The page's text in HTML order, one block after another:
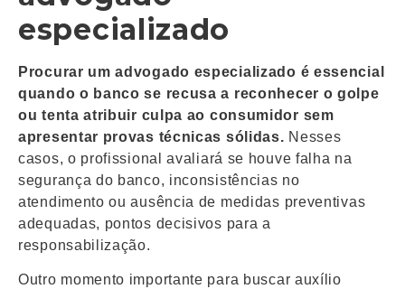
especializado
Procurar um advogado especializado é essencial
quando o banco se recusa a reconhecer o golpe
ou tenta atribuir culpa ao consumidor sem
apresentar provas técnicas sólidas. Nesses
casos, o profissional avaliará se houve falha na
segurança do banco, inconsistências no
atendimento ou ausência de medidas preventivas
adequadas, pontos decisivos para a
responsabilização.
Outro momento importante para buscar auxílio